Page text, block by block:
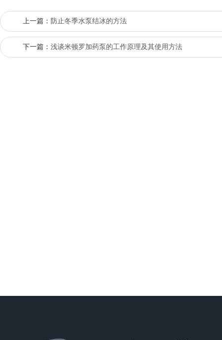
上一篇： 防止冬季水泵结冰的方法
下一篇： 浅谈米顿罗加药泵的工作原理及其使用方法